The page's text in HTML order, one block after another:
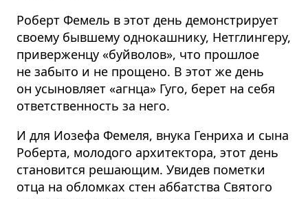
Роберт Фемель в этот день демонстрирует
своему бывшему однокашнику, Нетглингеру,
приверженцу «буйволов», что прошлое
не забыто и не прощено. В этот же день
он усыновляет «агнца» Гуго, берет на себя
ответственность за него.
И для Иозефа Фемеля, внука Генриха и сына
Роберта, молодого архитектора, этот день
становится решающим. Увидев пометки
отца на обломках стен аббатства Святого